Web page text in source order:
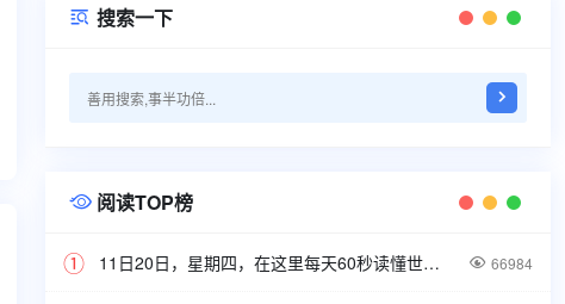
 搜索一下
 阅读TOP榜
11日20日，星期四，在这里每天60秒读懂世界！  66984